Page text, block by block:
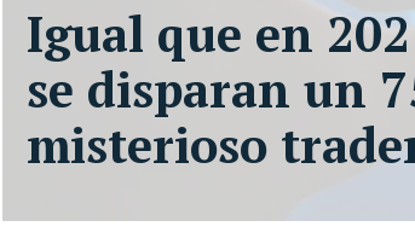
Igual que en
se disparan un
misterioso